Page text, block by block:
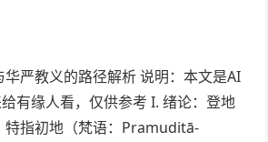
严教义的路径解析 说明：本文是AI
有缘人看，仅供参考 I. 绪论：登地
特指初地（梵语：Pramuditā-